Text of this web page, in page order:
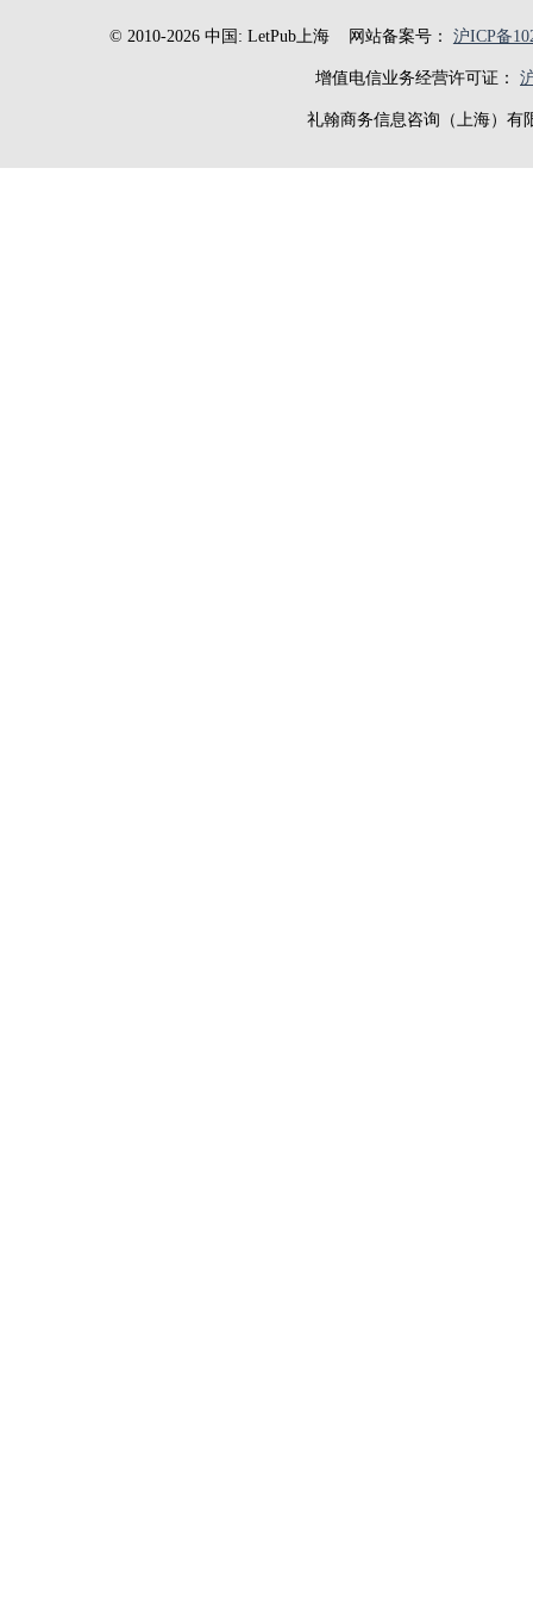
© 2010-2026 中国: LetPub上海网站备案号： 沪ICP备
增值电信业务经营许可证：
礼翰商务信息咨询（上海）